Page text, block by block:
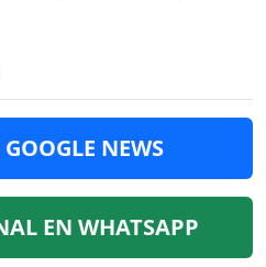
NEWS
EN WHATSAPP